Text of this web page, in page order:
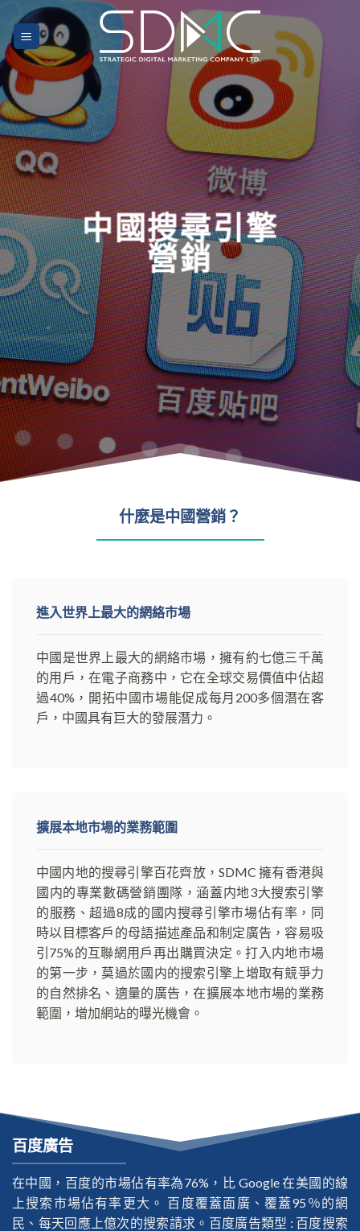
content
中國搜尋引擎
營銷
什麼是中國營銷？
進入世界上最大的網絡市場
中國是世界上最大的網絡市場，擁有約七億三千萬
的用戶，在電子商務中，它在全球交易價值中佔超
過40%，開拓中國市場能促成每月200多個潛在客
戶，中國具有巨大的發展潛力。
擴展本地市場的業務範圍
中國内地的搜尋引擎百花齊放，SDMC 擁有香港與
國内的專業數碼營銷團隊，涵蓋内地3大搜索引擎
的服務、超過8成的國内搜尋引擎市場佔有率，同
時以目標客戶的母語描述產品和制定廣告，容易吸
引75%的互聯網用戶再出購買決定。打入内地市場
的第一步，莫過於國内的搜索引擎上增取有競爭力
的自然排名、適量的廣告，在擴展本地市場的業務
範圍，增加網站的曝光機會。
百度廣告
在中國，百度的市場佔有率為76%，比 Google 在美國的線
上搜索市場佔有率更大。 百度覆蓋面廣、覆蓋95％的網
民、每天回應上億次的搜索請求。百度廣告類型 : 百度搜索